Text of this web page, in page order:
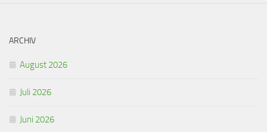
ARCHIV
August 2026
Juli 2026
Juni 2026